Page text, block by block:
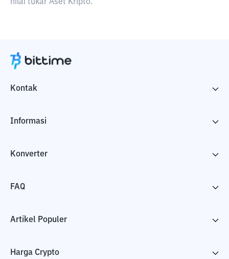
nilai tukar Aset Kripto.
Kontak
Informasi
Konverter
FAQ
Artikel Populer
Harga Crypto